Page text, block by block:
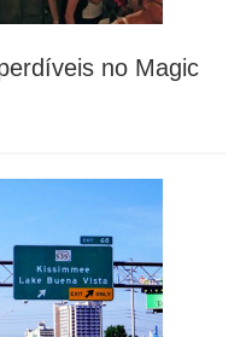
no Magic